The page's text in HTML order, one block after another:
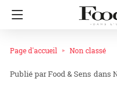
Page d'accueil Non classé
Food & Sens dans